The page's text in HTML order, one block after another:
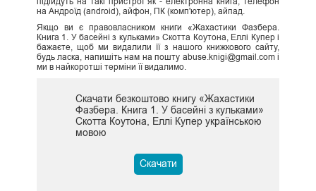
на Андроїд (android), айфон, ПК (комп'ютер), айпад.
Якщо ви є правовласником книги «Жахастики Фазбера.
Книга 1. У басейні з кульками» Скотта Коутона, Еллі Купер і
бажаєте, щоб ми видалили її з нашого книжкового сайту,
будь ласка, напишіть нам на пошту abuse.knigi@gmail.com і
ми в найкоротші терміни її видалимо.
Скачати безкоштово книгу «Жахастики
Фазбера. Книга 1. У басейні з кульками»
Скотта Коутона, Еллі Купер українською
мовою
Скачати